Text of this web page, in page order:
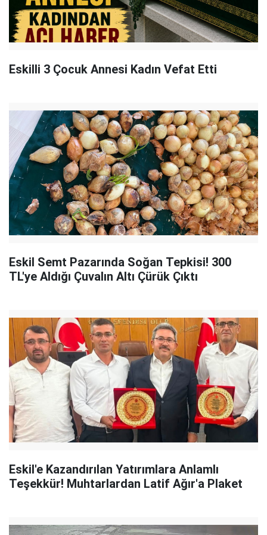
Eskilli 3 Çocuk Annesi Kadın Vefat Etti
Eskil Semt Pazarında Soğan Tepkisi! 300
TL'ye Aldığı Çuvalın Altı Çürük Çıktı
Eskil'e Kazandırılan Yatırımlara Anlamlı
Teşekkür! Muhtarlardan Latif Ağır'a Plaket